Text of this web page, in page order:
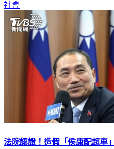
社會
法院認證！造假「侯康配超車